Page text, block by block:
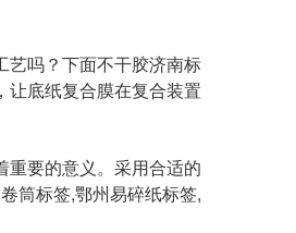
艺吗？下面不干胶济南标
让底纸复合膜在复合装置
重要的意义。采用合适的
筒标签,鄂州易碎纸标签,